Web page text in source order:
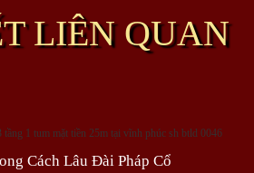
LIÊN QUAN
Cách Lâu Đài Pháp Cổ